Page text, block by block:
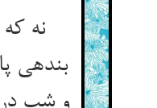
نه
بنده‏ی
و شب